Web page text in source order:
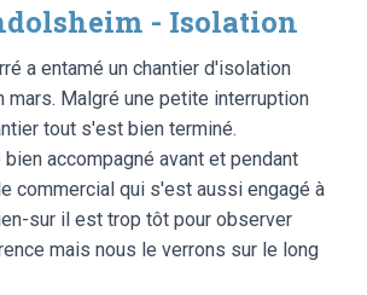
- Isolation
a entamé un chantier d'isolation
mars. Malgré une petite interruption
tout s'est bien terminé.
accompagné avant et pendant
commercial qui s'est aussi engagé à
sur il est trop tôt pour observer
mais nous le verrons sur le long